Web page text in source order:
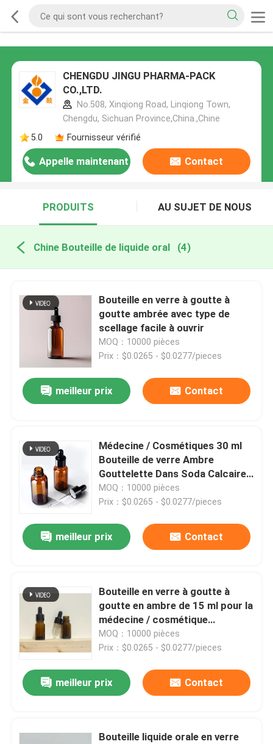
CHENGDU JINGU PHARMA-PACK
CO.,LTD.
No.508, Xinqiong Road, Linqiong Town,
Chengdu, Sichuan Province,China.,Chine
5.0
Fournisseur vérifié
Appelle maintenant Contact
PRODUITS AU SUJET DE NOUS
Chine Bouteille de liquide oral (4)
Bouteille en verre à goutte à
goutte ambrée avec type de
scellage facile à ouvrir
MOQ：10000 pièces
Prix：$0.0265 - $0.0277/pieces
meilleur prix Contact
Médecine / Cosmétiques 30 ml
Bouteille de verre Ambre
Gouttelette Dans Soda Calcaire
Silica verre
MOQ：10000 pièces
Prix：$0.0265 - $0.0277/pieces
meilleur prix Contact
Bouteille en verre à goutte à
goutte en ambre de 15 ml pour la
médecine / cosmétique
industrielle OEM / ODM
MOQ：10000 pièces
Prix：$0.0265 - $0.0277/pieces
meilleur prix Contact
Bouteille liquide orale en verre